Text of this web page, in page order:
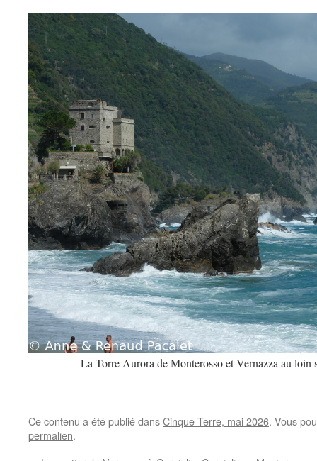
La Torre Aurora de Monterosso et Vernazza au loin
Ce contenu a été publié dansCinque Terre, mai 2026. Vous
permalien.